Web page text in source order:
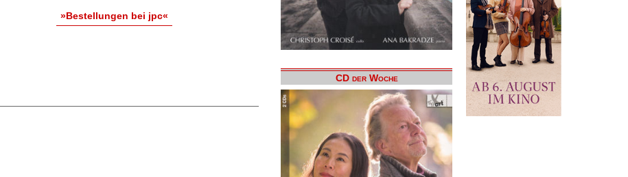
»Bestellungen bei jpc«
CD der Woche